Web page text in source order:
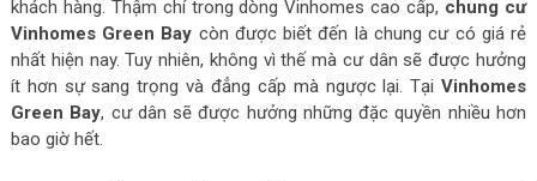
khách hàng. Thậm chí trong dòng Vinhomes cao cấp, chung cư
Vinhomes Green Bay còn được biết đến là chung cư có giá rẻ
nhất hiện nay. Tuy nhiên, không vì thế mà cư dân sẽ được hưởng
ít hơn sự sang trọng và đẳng cấp mà ngược lại. TạiVinhomes
Green Bay, cư dân sẽ được hưởng những đặc quyền nhiều hơn
bao giờ hết.